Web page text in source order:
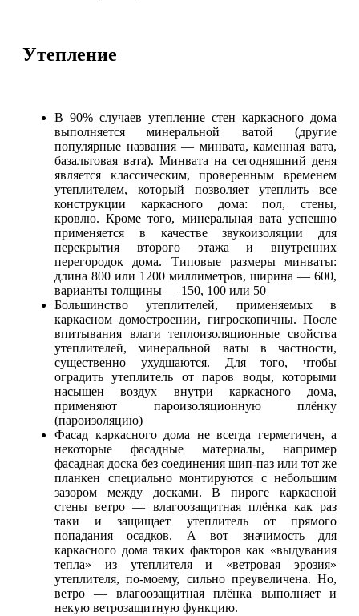
Утепление
В 90% случаев утепление стен каркасного дома
выполняется минеральной ватой (другие
популярные названия — минвата, каменная вата,
базальтовая вата). Минвата на сегодняшний деня
является классическим, проверенным временем
утеплителем, который позволяет утеплить все
конструкции каркасного дома: пол, стены,
кровлю. Кроме того, минеральная вата успешно
применяется в качестве звукоизоляции для
перекрытия второго этажа и внутренних
перегородок дома. Типовые размеры минваты:
длина 800 или 1200 миллиметров, ширина — 600,
варианты толщины — 150, 100 или 50
Большинство утеплителей, применяемых в
каркасном домостроении, гигроскопичны. После
впитывания влаги теплоизоляционные свойства
утеплителей, минеральной ваты в частности,
существенно ухудшаются. Для того, чтобы
оградить утеплитель от паров воды, которыми
насыщен воздух внутри каркасного дома,
применяют пароизоляционную плёнку
(пароизоляцию)
Фасад каркасного дома не всегда герметичен, а
некоторые фасадные материалы, например
фасадная доска без соединения шип-паз или тот же
планкен специально монтируются с небольшим
зазором между досками. В пироге каркасной
стены ветро — влагоозащитная плёнка как раз
таки и защищает утеплитель от прямого
попадания осадков. А вот значимость для
каркасного дома таких факторов как «выдувания
тепла» из утеплителя и «ветровая эрозия»
утеплителя, по-моему, сильно преувеличена. Но,
ветро — влагоозащитная плёнка выполняет и
некую ветрозащитную функцию.